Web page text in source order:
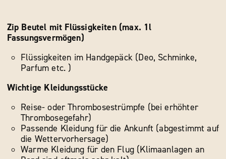
Zip Beutel mit Flüssigkeiten (max. 1l
Fassungsvermögen)
Flüssigkeiten im Handgepäck (Deo, Schminke,
Parfum etc. )
Wichtige Kleidungsstücke
Reise- oder Thrombosestrümpfe (bei erhöhter
Thrombosegefahr)
Passende Kleidung für die Ankunft (abgestimmt auf
die Wettervorhersage)
Warme Kleidung für den Flug (Klimaanlagen an